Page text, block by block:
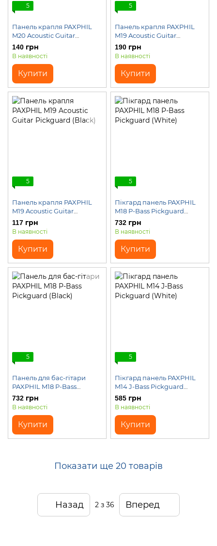
5
Панель крапля PAXPHIL
M20 Acoustic Guitar
Pickguard (Transparent)
140 грн
В наявності
Купити
5
Панель крапля PAXPHIL
M19 Acoustic Guitar
Pickguard (Transparent)
190 грн
В наявності
Купити
5
Панель крапля PAXPHIL
M19 Acoustic Guitar
Pickguard (Black)
117 грн
В наявності
Купити
5
Пікгард панель PAXPHIL
M18 P-Bass Pickguard
(White)
732 грн
В наявності
Купити
5
Панель для бас-гітари
PAXPHIL M18 P-Bass
Pickguard (Black)
732 грн
В наявності
Купити
5
Пікгард панель PAXPHIL
M14 J-Bass Pickguard
(White)
585 грн
В наявності
Купити
Показати ще 20 товарів
Назад 2 з 36 Вперед